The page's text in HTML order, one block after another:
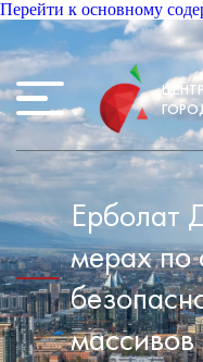
Перейти к основному
Ерболат
мерах по